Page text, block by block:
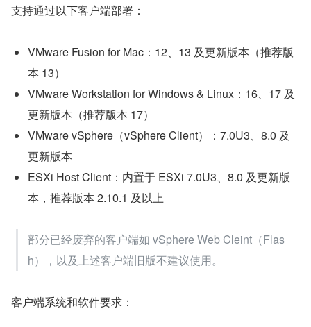
支持通过以下客户端部署：
VMware Fusion for Mac：12、13 及更新版本（推荐版
本 13）
VMware Workstation for Windows & Linux：16、17 及
更新版本（推荐版本 17）
VMware vSphere（vSphere Client）：7.0U3、8.0 及
更新版本
ESXi Host Client：内置于 ESXi 7.0U3、8.0 及更新版
本，推荐版本 2.10.1 及以上
部分已经废弃的客户端如 vSphere Web Cleint（Flas
h），以及上述客户端旧版不建议使用。
客户端系统和软件要求：